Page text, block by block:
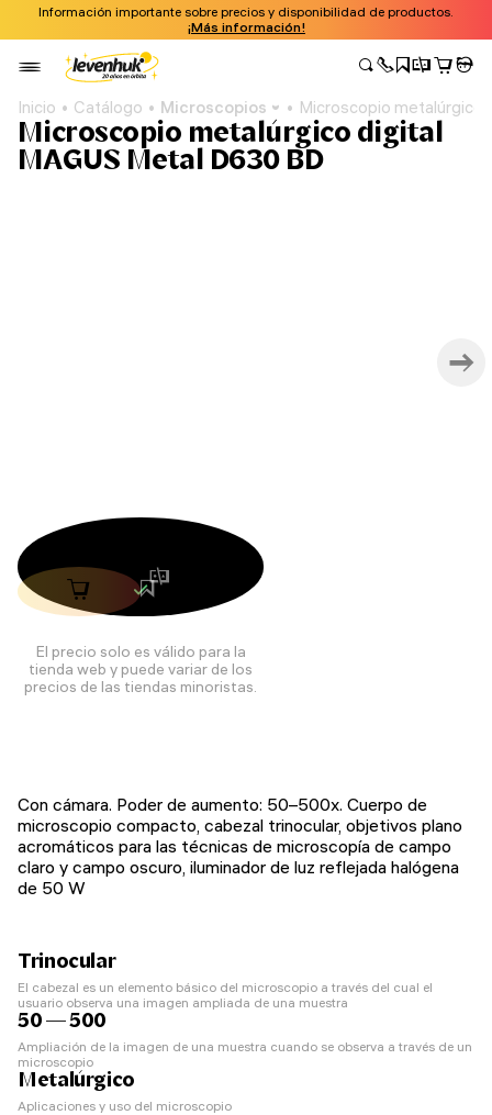
Información importante sobre precios y disponibilidad de productos.
¡Más información!
Inicio Catálogo Microscopios Microscopio metalúrgico
Microscopio metalúrgico digital
MAGUS Metal D630 BD
El precio solo es válido para la
tienda web y puede variar de los
precios de las tiendas minoristas.
Con cámara. Poder de aumento: 50–500х. Cuerpo de
microscopio compacto, cabezal trinocular, objetivos plano
acromáticos para las técnicas de microscopía de campo
claro y campo oscuro, iluminador de luz reflejada halógena
de 50 W
Trinocular
El cabezal es un elemento básico del microscopio a través del cual el
usuario observa una imagen ampliada de una muestra
50 — 500
Ampliación de la imagen de una muestra cuando se observa a través de un
microscopio
Metalúrgico
Aplicaciones y uso del microscopio